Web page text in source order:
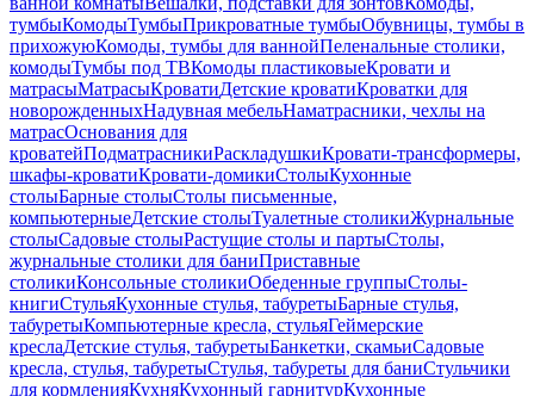
тумбыКомодыТумбыПрикроватные тумбыОбувницы, тумбы в
прихожуюКомоды, тумбы для ваннойПеленальные столики,
комодыТумбы под ТВКомоды пластиковыеКровати и
матрасыМатрасыКроватиДетские кроватиКроватки для
новорожденныхНадувная мебельНаматрасники, чехлы на
матрасОснования для
кроватейПодматрасникиРаскладушкиКровати-трансформеры,
шкафы-кроватиКровати-домикиСтолыКухонные
столыБарные столыСтолы письменные,
компьютерныеДетские столыТуалетные столикиЖурнальные
столыСадовые столыРастущие столы и партыСтолы,
журнальные столики для баниПриставные
столикиКонсольные столикиОбеденные группыСтолы-
книгиСтульяКухонные стулья, табуретыБарные стулья,
табуретыКомпьютерные кресла, стульяГеймерские
креслаДетские стулья, табуретыБанкетки, скамьиСадовые
кресла, стулья, табуретыСтулья, табуреты для баниСтульчики
для кормленияКухняКухонный гарнитурКухонные